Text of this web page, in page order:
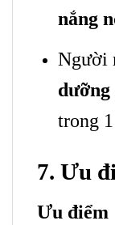
nắng
Người
dưỡng
trong
7. Ưu
Ưu điểm